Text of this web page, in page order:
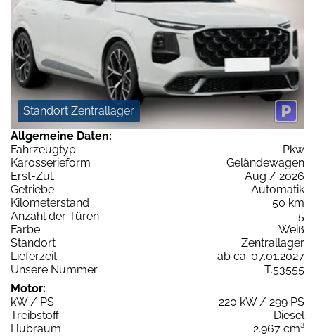
Standort Zentrallager
Allgemeine Daten:
Fahrzeugtyp
Pkw
Karosserieform
Geländewagen
Erst-Zul.
Aug / 2026
Getriebe
Automatik
Kilometerstand
50 km
Anzahl der Türen
5
Farbe
Weiß
Standort
Zentrallager
Lieferzeit
ab ca. 07.01.2027
Unsere Nummer
T.53555
Motor:
kW / PS
220 kW / 299 PS
Treibstoff
Diesel
Hubraum
2.967 cm³